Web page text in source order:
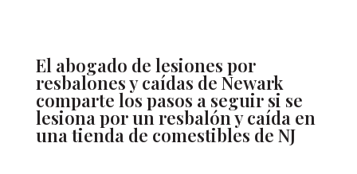
El abogado de lesiones por
resbalones y caídas de Newark
comparte los pasos a seguir si se
lesiona por un resbalón y caída en
una tienda de comestibles de NJ